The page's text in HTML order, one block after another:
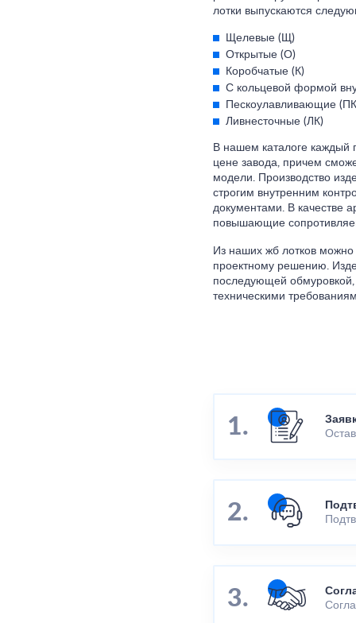
лотки выпускаются
Щелевые (Щ)
Открытые (О)
Коробчатые (К)
С кольцевой формой
Пескоулавливающие
Ливнесточные (ЛК)
В нашем каталоге каждый
цене завода, причем
модели. Производство
строгим внутренним
документами. В качестве
повышающие
Из наших жб лотков
проектному решению.
последующей обмуровкой,
техническими